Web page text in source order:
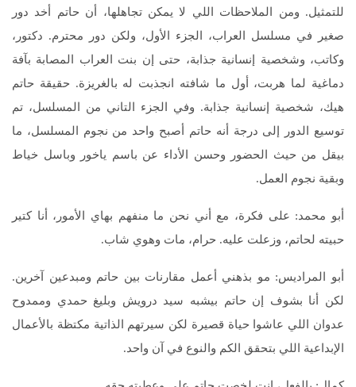
للتمثيل. ومن الملاحظات اللي لا يمكن تجاهلها، أن حاتم أخد دور
صغير في مسلسل العراب، الجزء الأول، ولكن دور محترم. دكتور،
وكاتب، وشخصية إنسانية جذابة، حتى إن بنت العراب المصابة بآفة
دماغية لما هربت، أول ما شافته انجذبت له بالغريزة. حقيقة حاتم
هيك، شخصية إنسانية جذابة. وفي الجزء التاني من المسلسل، تم
توسيع الدور إلى درجة أنه حاتم أصبح واحد من نجوم المسلسل، ما
بيقل من حيث الحضور وحسن الأداء عن باسم ياخور وباسل خياط
وبقية نجوم العمل.
أبو محمد: على فكرة، مع أني نحن ما منفهم بهاي الأمور، أنا كتير
حبيته لحاتم، وزعلت عليه. حرام، مات وهوي شاب.
أبو المراديس: مو بذهني أعمل مقارنات بين حاتم ومبدعين آخرين.
لكن أنا بشوف إن حاتم بيشبه سيد درويش وبليغ حمدي وممدوح
عدوان اللي عاشوا حياة قصيرة لكن سيرتهم الذاتية مكتظة بالأعمال
الإبداعية اللي بتحقق الكم والنوع في آن واحد.